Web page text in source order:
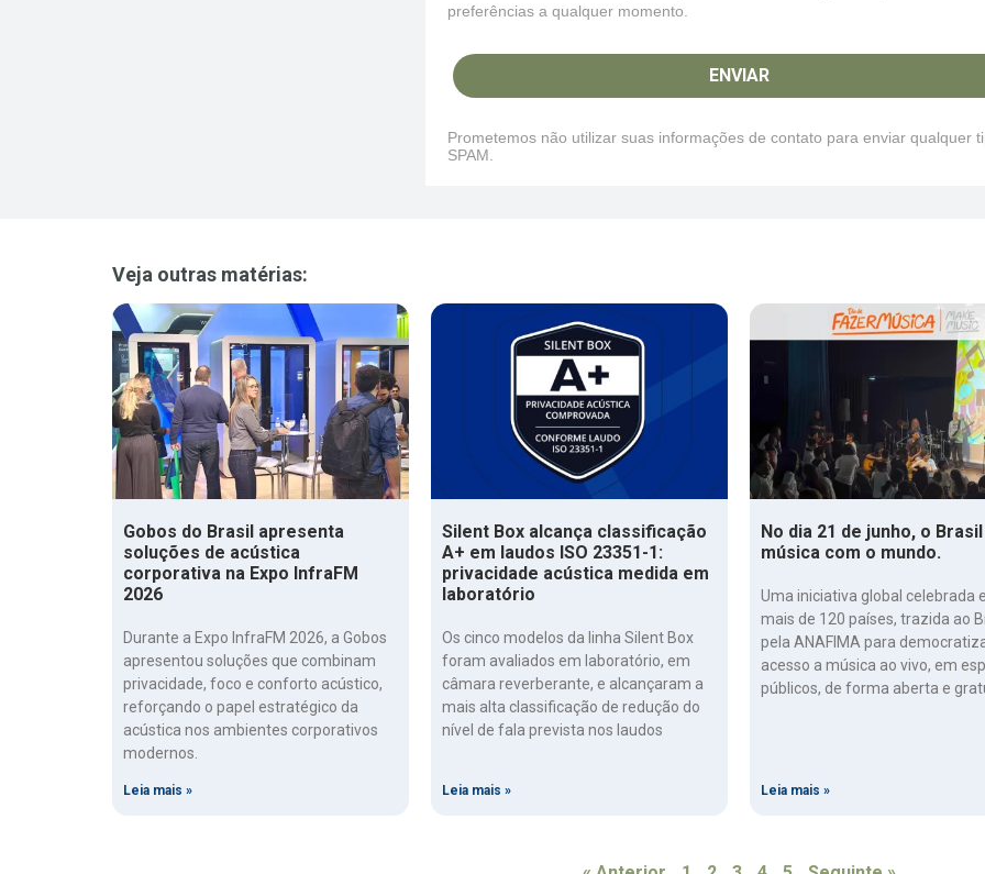
preferências a qualquer momento.
ENVIAR
Prometemos não utilizar suas informações de contato para enviar qualquer
SPAM.
Veja outras matérias:
Gobos do Brasil apresenta
soluções de acústica
corporativa na Expo InfraFM
2026
Durante a Expo InfraFM 2026, a Gobos
apresentou soluções que combinam
privacidade, foco e conforto acústico,
reforçando o papel estratégico da
acústica nos ambientes corporativos
modernos.
Leia mais »
Silent Box alcança classificação
A+ em laudos ISO 23351-1:
privacidade acústica medida em
laboratório
Os cinco modelos da linha Silent Box
foram avaliados em laboratório, em
câmara reverberante, e alcançaram a
mais alta classificação de redução do
nível de fala prevista nos laudos
Leia mais »
No dia 21 de junho, o
música com o mundo.
Uma iniciativa global celebrada
mais de 120 países, trazida ao
pela ANAFIMA para
acesso a música ao vivo, em
públicos, de forma aberta e
Leia mais »